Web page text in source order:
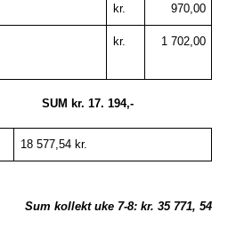
kr. 970,00
kr. 1 702,00
SUM kr. 17. 194,-
18 577,54 kr.
Sum kollekt uke 7-8: kr. 35 771, 54